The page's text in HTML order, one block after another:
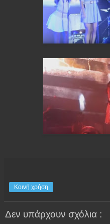
Κοινή χρήση
Δεν υπάρχουν σχόλια :